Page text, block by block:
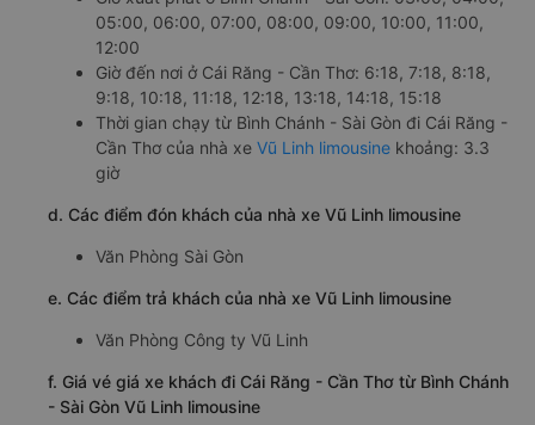
05:00, 06:00, 07:00, 08:00, 09:00, 10:00, 11:00,
12:00
Giờ đến nơi ở Cái Răng - Cần Thơ: 6:18, 7:18, 8:18,
9:18, 10:18, 11:18, 12:18, 13:18, 14:18, 15:18
Thời gian chạy từ Bình Chánh - Sài Gòn đi Cái Răng -
Cần Thơ của nhà xe Vũ Linh limousine khoảng: 3.3
giờ
d. Các điểm đón khách của nhà xe Vũ Linh limousine
Văn Phòng Sài Gòn
e. Các điểm trả khách của nhà xe Vũ Linh limousine
Văn Phòng Công ty Vũ Linh
f. Giá vé giá xe khách đi Cái Răng - Cần Thơ từ Bình Chánh
- Sài Gòn Vũ Linh limousine